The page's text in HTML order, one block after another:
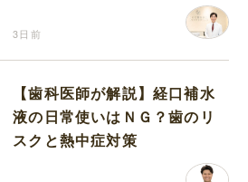
3日前
【歯科医師が解説】経口補水
液の日常使いはＮＧ？歯のリ
スクと熱中症対策